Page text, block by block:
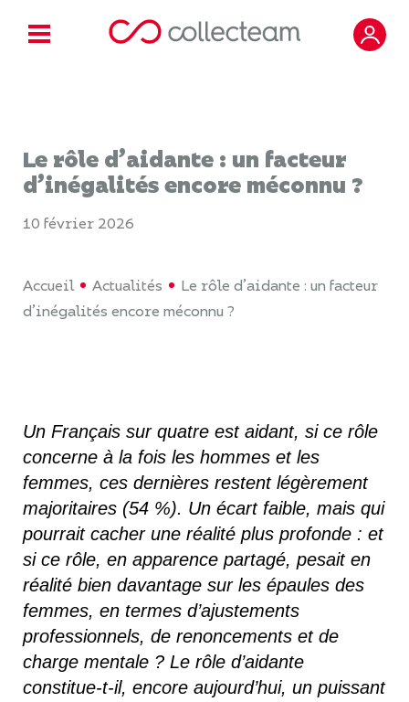
Le rôle d’aidante : un facteur
d’inégalités encore méconnu ?
10 février 2026
Accueil Actualités
Le rôle d’aidante : un facteur
d’inégalités encore méconnu ?
Un Français sur quatre est aidant, si ce rôle
concerne à la fois les hommes et les
femmes, ces dernières restent légèrement
majoritaires (54 %). Un écart faible, mais qui
pourrait cacher une réalité plus profonde : et
si ce rôle, en apparence partagé, pesait en
réalité bien davantage sur les épaules des
femmes, en termes d’ajustements
professionnels, de renoncements et de
charge mentale ? Le rôle d’aidante
constitue-t-il, encore aujourd’hui, un puissant